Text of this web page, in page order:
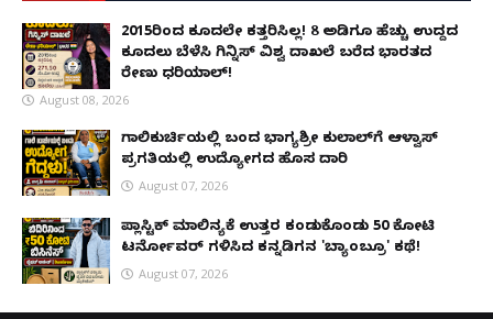
2015ರಿಂದ ಕೂದಲೇ ಕತ್ತರಿಸಿಲ್ಲ! 8 ಅಡಿಗೂ ಹೆಚ್ಚು ಉದ್ದದ
ಕೂದಲು ಬೆಳೆಸಿ ಗಿನ್ನಿಸ್ ವಿಶ್ವ ದಾಖಲೆ ಬರೆದ ಭಾರತದ
ರೇಣು ಧರಿಯಾಲ್!
August 08, 2026
ಗಾಲಿಕುರ್ಚಿಯಲ್ಲಿ ಬಂದ ಭಾಗ್ಯಶ್ರೀ ಕುಲಾಲ್‌ಗೆ ಆಳ್ವಾಸ್
ಪ್ರಗತಿಯಲ್ಲಿ ಉದ್ಯೋಗದ ಹೊಸ ದಾರಿ
August 07, 2026
ಪ್ಲಾಸ್ಟಿಕ್ ಮಾಲಿನ್ಯಕ್ಕೆ ಉತ್ತರ ಕಂಡುಕೊಂಡು ₹50 ಕೋಟಿ
ಟರ್ನೋವರ್ ಗಳಿಸಿದ ಕನ್ನಡಿಗನ 'ಬ್ಯಾಂಬ್ರೂ' ಕಥೆ!
August 07, 2026